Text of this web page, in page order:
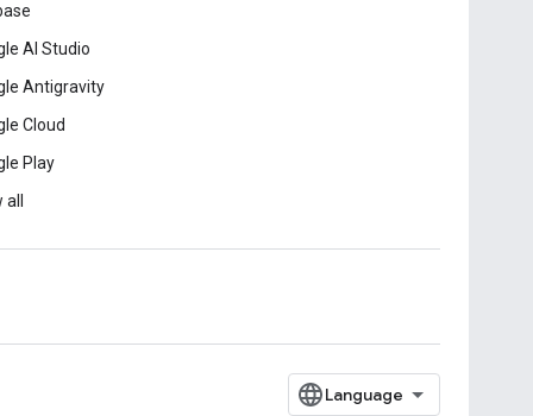
AI Studio
Antigravity
Cloud
Play